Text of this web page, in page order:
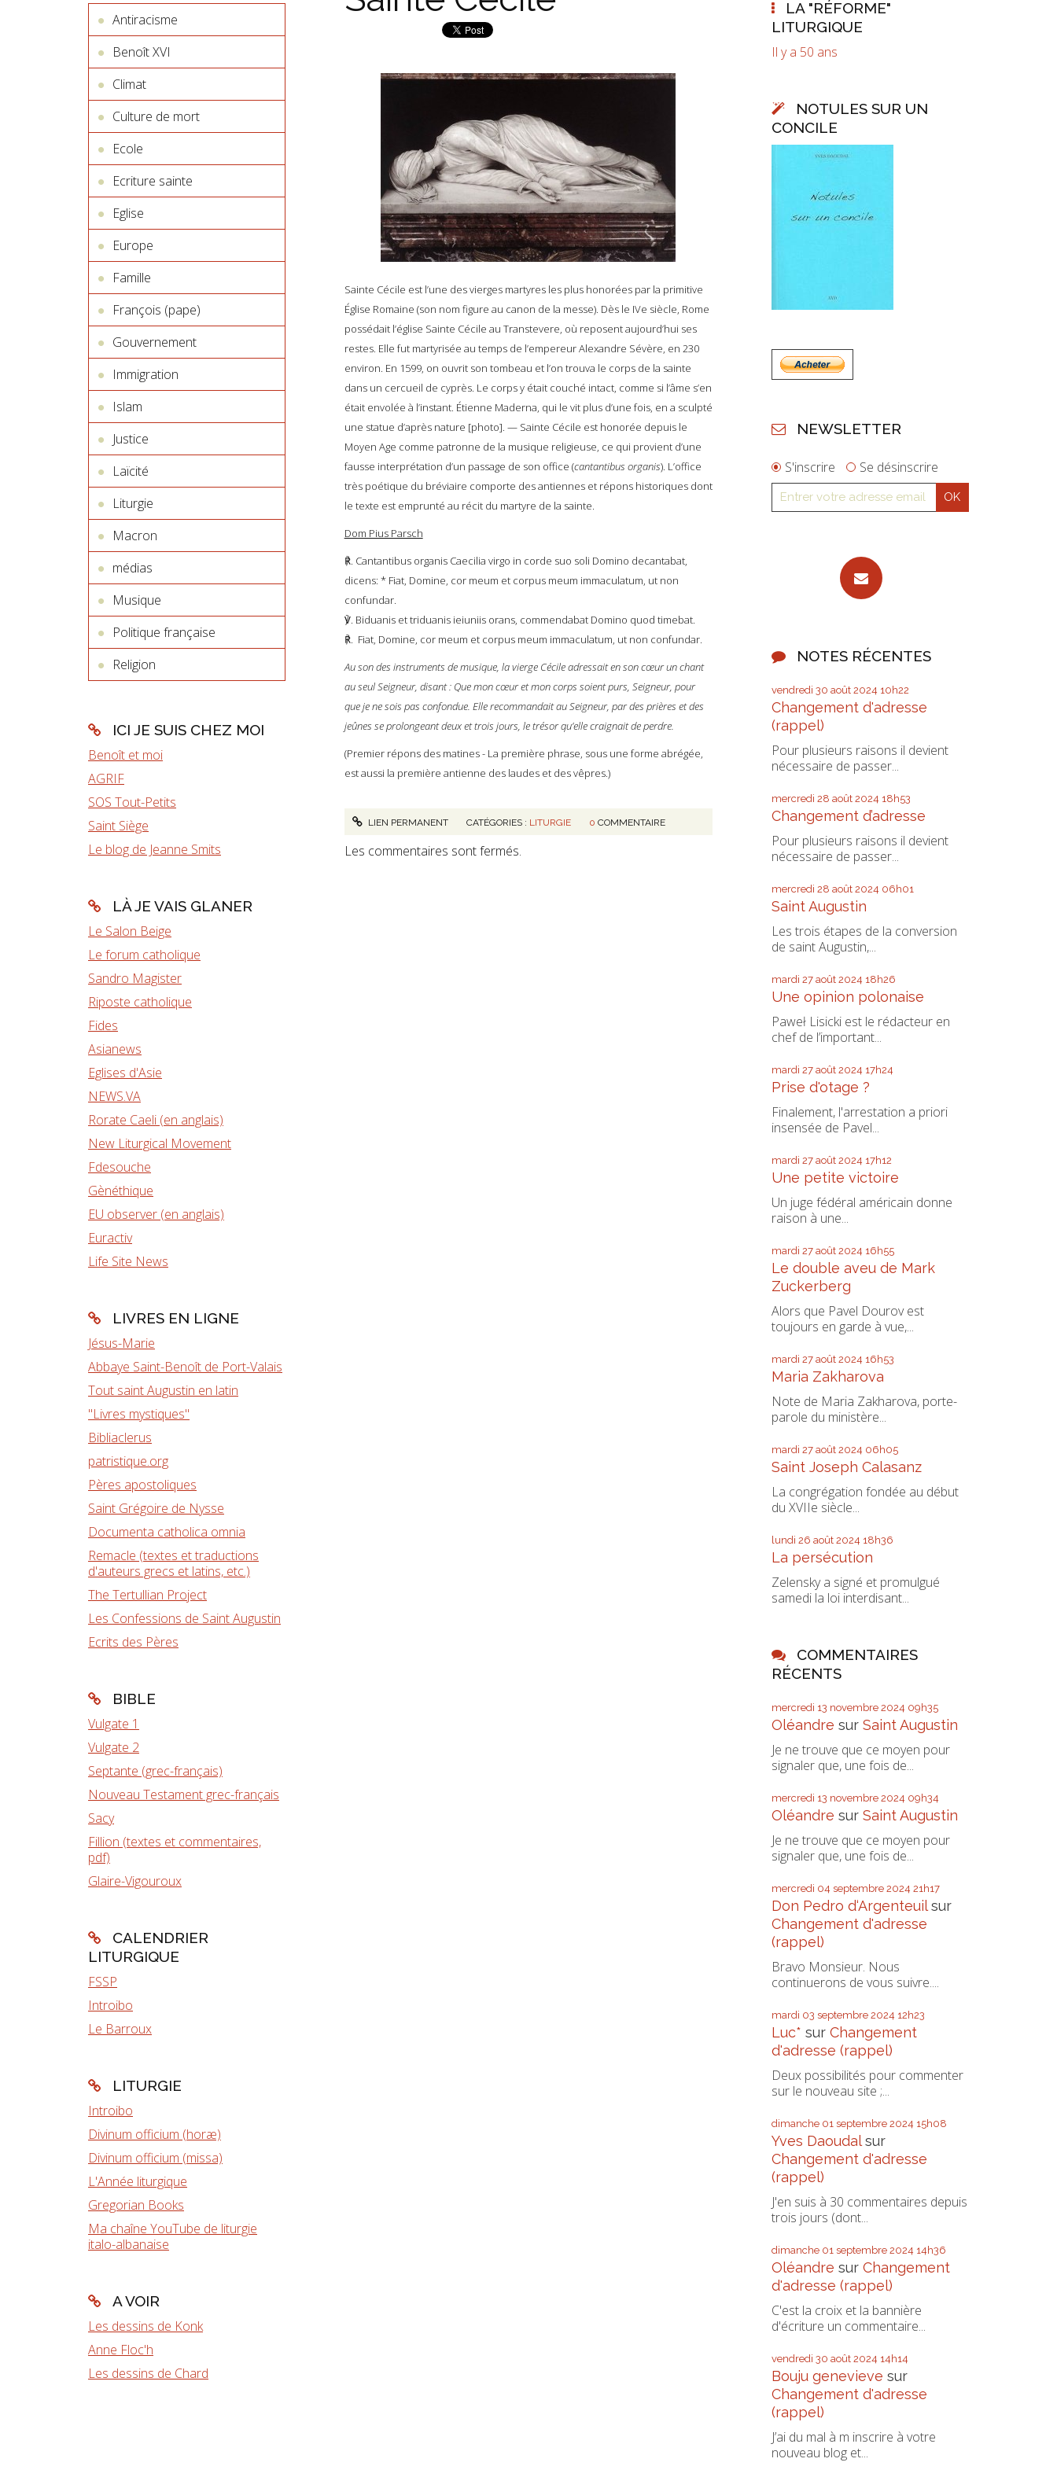
Antiracisme
Benoît XVI
Climat
Culture de mort
Ecole
Ecriture sainte
Eglise
Europe
Famille
François (pape)
Gouvernement
Immigration
Islam
Justice
Laïcité
Liturgie
Macron
médias
Musique
Politique française
Religion
ICI JE SUIS CHEZ MOI
Benoît et moi
AGRIF
SOS Tout-Petits
Saint Siège
Le blog de Jeanne Smits
LÀ JE VAIS GLANER
Le Salon Beige
Le forum catholique
Sandro Magister
Riposte catholique
Fides
Asianews
Eglises d'Asie
NEWS.VA
Rorate Caeli (en anglais)
New Liturgical Movement
Fdesouche
Gènéthique
EU observer (en anglais)
Euractiv
Life Site News
LIVRES EN LIGNE
Jésus-Marie
Abbaye Saint-Benoît de Port-Valais
Tout saint Augustin en latin
"Livres mystiques"
Bibliaclerus
patristique.org
Pères apostoliques
Saint Grégoire de Nysse
Documenta catholica omnia
Remacle (textes et traductions
d'auteurs grecs et latins, etc.)
The Tertullian Project
Les Confessions de Saint Augustin
Ecrits des Pères
BIBLE
Vulgate 1
Vulgate 2
Septante (grec-français)
Nouveau Testament grec-français
Sacy
Fillion (textes et commentaires,
pdf)
Glaire-Vigouroux
CALENDRIER
LITURGIQUE
FSSP
Introibo
Le Barroux
LITURGIE
Introibo
Divinum officium (horæ)
Divinum officium (missa)
L'Année liturgique
Gregorian Books
Ma chaîne YouTube de liturgie
italo-albanaise
A VOIR
Les dessins de Konk
Anne Floc'h
Les dessins de Chard
Sainte Cécile est l’une des vierges martyres les plus honorées par la primitive
Église Romaine (son nom figure au canon de la messe). Dès le IVe siècle, Rome
possédait l’église Sainte Cécile au Transtevere, où reposent aujourd’hui ses
restes. Elle fut martyrisée au temps de l’empereur Alexandre Sévère, en 230
environ. En 1599, on ouvrit son tombeau et l’on trouva le corps de la sainte
dans un cercueil de cyprès. Le corps y était couché intact, comme si l’âme s’en
était envolée à l’instant. Étienne Maderna, qui le vit plus d’une fois, en a sculpté
une statue d’après nature [photo]. — Sainte Cécile est honorée depuis le
Moyen Age comme patronne de la musique religieuse, ce qui provient d’une
fausse interprétation d’un passage de son office (cantantibus organis). L’office
très poétique du bréviaire comporte des antiennes et répons historiques dont
le texte est emprunté au récit du martyre de la sainte.
Dom Pius Parsch
℟. Cantantibus organis Caecilia virgo in corde suo soli Domino decantabat,
dicens: * Fiat, Domine, cor meum et corpus meum immaculatum, ut non
confundar.
℣. Biduanis et triduanis ieiuniis orans, commendabat Domino quod timebat.
℟. Fiat, Domine, cor meum et corpus meum immaculatum, ut non confundar.
Au son des instruments de musique, la vierge Cécile adressait en son cœur un chant
au seul Seigneur, disant : Que mon cœur et mon corps soient purs, Seigneur, pour
que je ne sois pas confondue. Elle recommandait au Seigneur, par des prières et des
jeûnes se prolongeant deux et trois jours, le trésor qu’elle craignait de perdre.
(Premier répons des matines - La première phrase, sous une forme abrégée,
est aussi la première antienne des laudes et des vêpres.)
LIEN PERMANENT CATÉGORIES : LITURGIE 0 COMMENTAIRE
Les commentaires sont fermés.
LA "RÉFORME"
LITURGIQUE
Il y a 50 ans
NOTULES SUR UN
CONCILE
NEWSLETTER
S'inscrire Se désinscrire
NOTES RÉCENTES
vendredi 30 août 2024 10h22
Changement d'adresse
(rappel)
Pour plusieurs raisons il devient
nécessaire de passer...
mercredi 28 août 2024 18h53
Changement d’adresse
Pour plusieurs raisons il devient
nécessaire de passer...
mercredi 28 août 2024 06h01
Saint Augustin
Les trois étapes de la conversion
de saint Augustin,...
mardi 27 août 2024 18h26
Une opinion polonaise
Paweł Lisicki est le rédacteur en
chef de l’important...
mardi 27 août 2024 17h24
Prise d'otage ?
Finalement, l'arrestation a priori
insensée de Pavel...
mardi 27 août 2024 17h12
Une petite victoire
Un juge fédéral américain donne
raison à une...
mardi 27 août 2024 16h55
Le double aveu de Mark
Zuckerberg
Alors que Pavel Dourov est
toujours en garde à vue,...
mardi 27 août 2024 16h53
Maria Zakharova
Note de Maria Zakharova, porte-
parole du ministère...
mardi 27 août 2024 06h05
Saint Joseph Calasanz
La congrégation fondée au début
du XVIIe siècle...
lundi 26 août 2024 18h36
La persécution
Zelensky a signé et promulgué
samedi la loi interdisant...
COMMENTAIRES
RÉCENTS
mercredi 13 novembre 2024 09h35
Oléandre sur Saint Augustin
Je ne trouve que ce moyen pour
signaler que, une fois de...
mercredi 13 novembre 2024 09h34
Oléandre sur Saint Augustin
Je ne trouve que ce moyen pour
signaler que, une fois de...
mercredi 04 septembre 2024 21h17
Don Pedro d‘Argenteuilsur
Changement d'adresse
(rappel)
Bravo Monsieur. Nous
continuerons de vous suivre....
mardi 03 septembre 2024 12h23
Luc* sur Changement
d'adresse (rappel)
Deux possibilités pour commenter
sur le nouveau site ;...
dimanche 01 septembre 2024 15h08
Yves Daoudalsur
Changement d'adresse
(rappel)
J'en suis à 30 commentaires depuis
trois jours (dont...
dimanche 01 septembre 2024 14h36
Oléandre sur Changement
d'adresse (rappel)
C'est la croix et la bannière
d'écriture un commentaire...
vendredi 30 août 2024 14h14
Bouju genevieve sur
Changement d'adresse
(rappel)
J’ai du mal à m inscrire à votre
nouveau blog et...